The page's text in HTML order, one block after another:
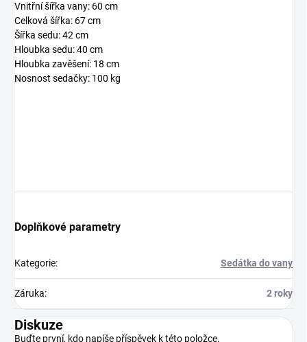
Vnitřní šířka vany: 60 cm
Celková šířka: 67 cm
Šířka sedu: 42 cm
Hloubka sedu: 40 cm
Hloubka zavěšení: 18 cm
Nosnost sedačky: 100 kg
Doplňkové parametry
Kategorie: Sedátka do vany
Záruka: 2 roky
Diskuze
Buďte první, kdo napíše příspěvek k této položce.